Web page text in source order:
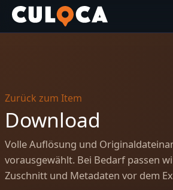
Zurück zum Item
Download
Volle Auflösung und
vorausgewählt. Bei Bedarf passen
Zuschnitt und Metadaten vor dem